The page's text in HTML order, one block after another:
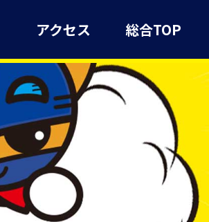
アクセス 総合TOP